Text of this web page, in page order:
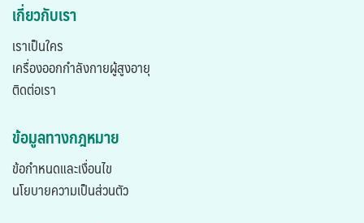
เกี่ยวกับเรา
เราเป็นใคร
เครื่องออกกำลังกายผู้สูงอายุ
ติดต่อเรา
ข้อมูลทางกฎหมาย
ข้อกำหนดและเงื่อนไข
นโยบายความเป็นส่วนตัว